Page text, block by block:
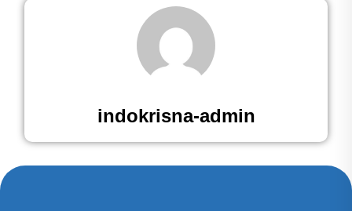
indokrisna-admin